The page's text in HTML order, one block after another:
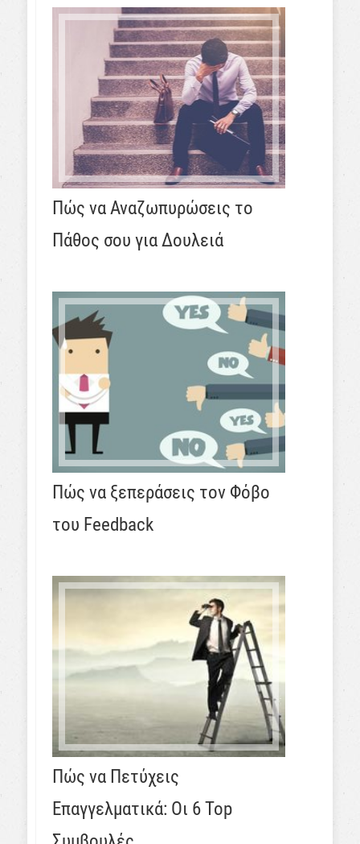
Πώς να Αναζωπυρώσεις το
Πάθος σου για Δουλειά
Πώς να ξεπεράσεις τον Φόβο
του Feedback
Πώς να Πετύχεις
Επαγγελματικά: Οι 6 Top